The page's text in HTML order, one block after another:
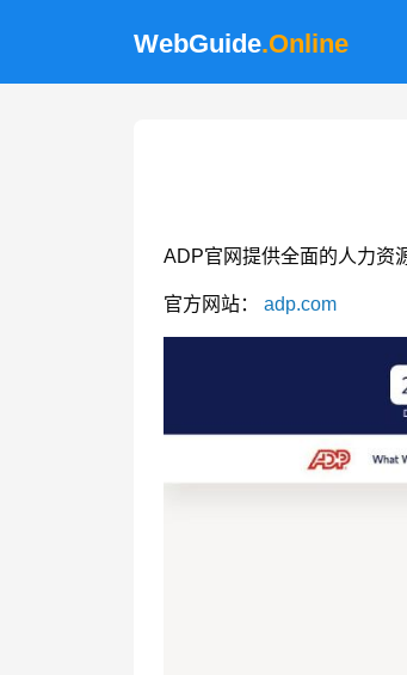
WebGuide.Online
ADP官网提供全面的人力资
官方网站： adp.com